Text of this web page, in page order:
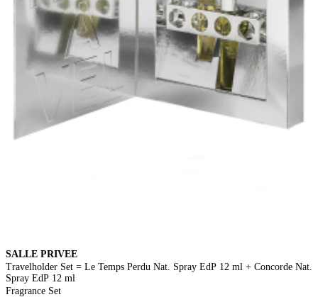
SALLE PRIVEE
Travelholder Set = Le Temps Perdu Nat. Spray EdP 12 ml + Concorde Nat.
Spray EdP 12 ml
Fragrance Set